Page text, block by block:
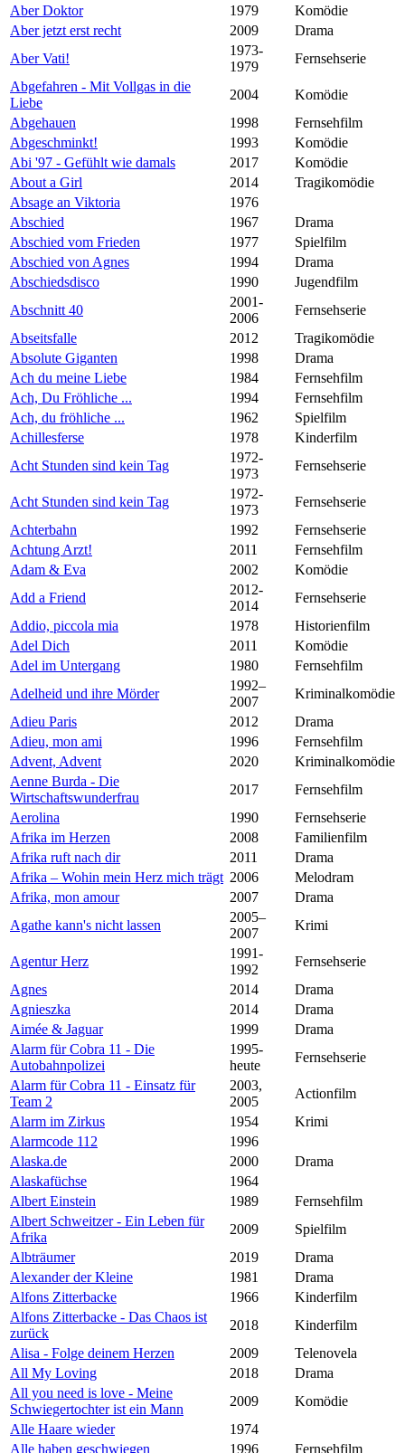
Aber Doktor
1979
Komödie
Aber jetzt erst recht
2009
Drama
Aber Vati!
1973-
1979
Fernsehserie
Abgefahren - Mit Vollgas in die
Liebe
2004
Komödie
Abgehauen
1998
Fernsehfilm
Abgeschminkt!
1993
Komödie
Abi '97 - Gefühlt wie damals
2017
Komödie
About a Girl
2014
Tragikomödie
Absage an Viktoria
1976
Abschied
1967
Drama
Abschied vom Frieden
1977
Spielfilm
Abschied von Agnes
1994
Drama
Abschiedsdisco
1990
Jugendfilm
Abschnitt 40
2001-
2006
Fernsehserie
Abseitsfalle
2012
Tragikomödie
Absolute Giganten
1998
Drama
Ach du meine Liebe
1984
Fernsehfilm
Ach, Du Fröhliche ...
1994
Fernsehfilm
Ach, du fröhliche ...
1962
Spielfilm
Achillesferse
1978
Kinderfilm
Acht Stunden sind kein Tag
1972-
1973
Fernsehserie
Acht Stunden sind kein Tag
1972-
1973
Fernsehserie
Achterbahn
1992
Fernsehserie
Achtung Arzt!
2011
Fernsehfilm
Adam & Eva
2002
Komödie
Add a Friend
2012-
2014
Fernsehserie
Addio, piccola mia
1978
Historienfilm
Adel Dich
2011
Komödie
Adel im Untergang
1980
Fernsehfilm
Adelheid und ihre Mörder
1992–
2007
Kriminalkomödie
Adieu Paris
2012
Drama
Adieu, mon ami
1996
Fernsehfilm
Advent, Advent
2020
Kriminalkomödie
Aenne Burda - Die
Wirtschaftswunderfrau
2017
Fernsehfilm
Aerolina
1990
Fernsehserie
Afrika im Herzen
2008
Familienfilm
Afrika ruft nach dir
2011
Drama
Afrika – Wohin mein Herz mich trägt 2006
Melodram
Afrika, mon amour
2007
Drama
Agathe kann's nicht lassen
2005–
2007
Krimi
Agentur Herz
1991-
1992
Fernsehserie
Agnes
2014
Drama
Agnieszka
2014
Drama
Aimée & Jaguar
1999
Drama
Alarm für Cobra 11 - Die
Autobahnpolizei
1995-
heute
Fernsehserie
Alarm für Cobra 11 - Einsatz für
Team 2
2003,
2005
Actionfilm
Alarm im Zirkus
1954
Krimi
Alarmcode 112
1996
Alaska.de
2000
Drama
Alaskafüchse
1964
Albert Einstein
1989
Fernsehfilm
Albert Schweitzer - Ein Leben für
Afrika
2009
Spielfilm
Albträumer
2019
Drama
Alexander der Kleine
1981
Drama
Alfons Zitterbacke
1966
Kinderfilm
Alfons Zitterbacke - Das Chaos ist
zurück
2018
Kinderfilm
Alisa - Folge deinem Herzen
2009
Telenovela
All My Loving
2018
Drama
All you need is love - Meine
Schwiegertochter ist ein Mann
2009
Komödie
Alle Haare wieder
1974
Alle haben geschwiegen
1996 Fernsehfilm